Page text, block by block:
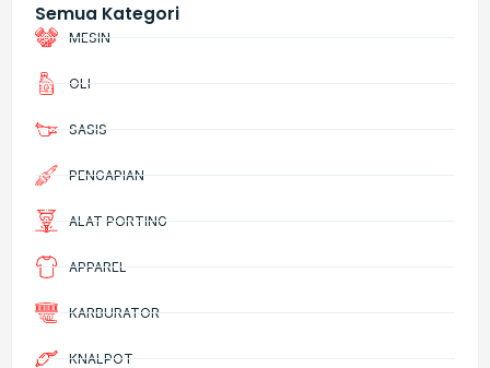
Semua Kategori
MESIN
OLI
SASIS
PENGAPIAN
ALAT PORTING
APPAREL
KARBURATOR
KNALPOT